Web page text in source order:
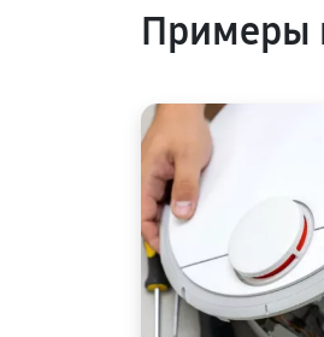
Примеры